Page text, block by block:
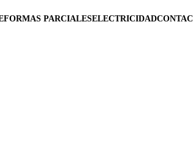
PARCIALESELECTRICIDAD